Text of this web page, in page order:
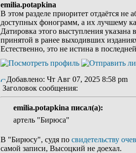
emilia.potapkina
В этом разделе приоритет отдаётся не
доступных фонограмм, а их лучшему
Датировка этого выступления указана
принятой в ранее выходивших
Естественно, это не истина в
Добавлено: Чт Авг 07, 2025 8:58 pm
Заголовок сообщения:
emilia.potapkina писал(а):
артель "Бирюса"
В "Бирюсу", судя по свидетельству
самой записи, Высоцкий не доехал.